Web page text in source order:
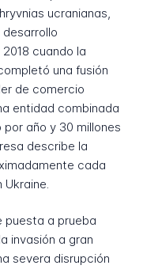
ucranianas,
desarrollo
cuando la
una fusión
de comercio
entidad combinada
año y 30 millones
describe la
cada
puesta a prueba
invasión a gran
severa disrupción